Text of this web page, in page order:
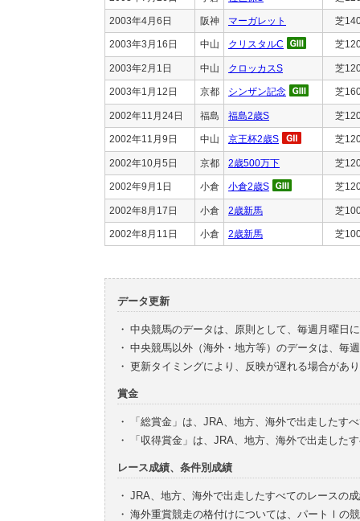
2003年4月6日 阪神 マーガレット 芝
2003年3月16日 中山 クリスタルC 芝
2003年2月1日 中山 クロッカスS 芝
2003年1月12日 京都 シンザン記念 芝
2002年11月24日 福島 福島2歳S 芝
2002年11月9日 中山 京王杯2歳S 芝
2002年10月5日 京都 2歳500万下 芝
2002年9月1日 小倉 小倉2歳S 芝
2002年8月17日 小倉 2歳新馬 芝
2002年8月11日 小倉 2歳新馬 芝
データ更新
・ 中央競馬のデータは、原則として、毎週月曜日
・ 中央競馬以外（海外・地方等）のデータは、毎
・ 更新タイミングにより、反映が遅れる場合があ
賞金
・
「総賞金」は、JRA、地方、海外で出走したす
・
「収得賞金」は、JRA、地方、海外で出走した
レース成績、条件別成績
・ JRA、地方、海外で出走したすべてのレースの
・ 海外重賞競走の格付けについては、パートⅠの